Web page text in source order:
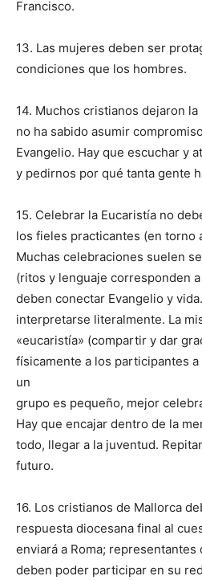
Francisco.
13. Las mujeres deben ser
condiciones que los hombres.
14. Muchos cristianos dejaron
no ha sabido asumir
Evangelio. Hay que escuchar y
y pedirnos por qué tanta gente
15. Celebrar la Eucaristía no
los fieles practicantes (en torno
Muchas celebraciones suelen
(ritos y lenguaje corresponden
deben conectar Evangelio y
interpretarse literalmente. La
«eucaristía» (compartir y dar
físicamente a los participantes
un
grupo es pequeño, mejor
Hay que encajar dentro de la
todo, llegar a la juventud.
futuro.
16. Los cristianos de Mallorca
respuesta diocesana final al
enviará a Roma;
deben poder participar en su